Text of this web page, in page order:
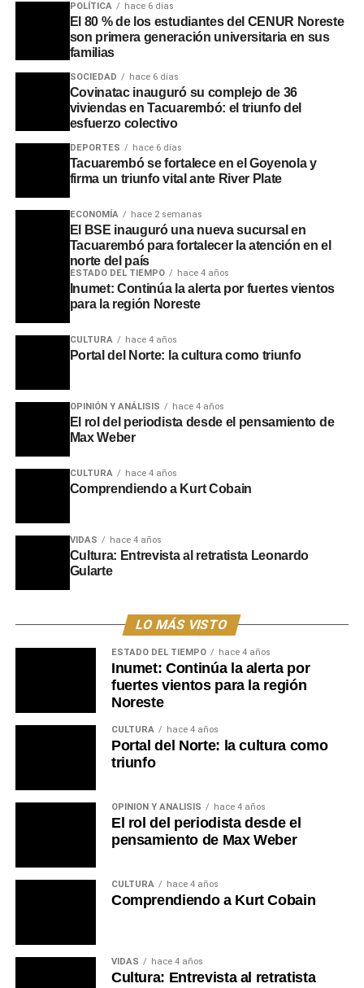
POLÍTICA hace 6 días
El 80 % de los estudiantes del CENUR Noreste
son primera generación universitaria en sus
familias
SOCIEDAD hace 6 días
Covinatac inauguró su complejo de 36
viviendas en Tacuarembó: el triunfo del
esfuerzo colectivo
DEPORTES hace 6 días
Tacuarembó se fortalece en el Goyenola y
firma un triunfo vital ante River Plate
ECONOMÍA hace 2 semanas
El BSE inauguró una nueva sucursal en
Tacuarembó para fortalecer la atención en el
norte del país
ESTADO DEL TIEMPO hace 4 años
Inumet: Continúa la alerta por fuertes vientos
para la región Noreste
CULTURA hace 4 años
Portal del Norte: la cultura como triunfo
OPINIÓN Y ANÁLISIS hace 4 años
El rol del periodista desde el pensamiento de
Max Weber
CULTURA hace 4 años
Comprendiendo a Kurt Cobain
VIDAS hace 4 años
Cultura: Entrevista al retratista Leonardo
Gularte
LO MÁS VISTO
ESTADO DEL TIEMPO hace 4 años
Inumet: Continúa la alerta por
fuertes vientos para la región
Noreste
CULTURA hace 4 años
Portal del Norte: la cultura como
triunfo
OPINIÓN Y ANÁLISIS hace 4 años
El rol del periodista desde el
pensamiento de Max Weber
CULTURA hace 4 años
Comprendiendo a Kurt Cobain
VIDAS hace 4 años
Cultura: Entrevista al retratista